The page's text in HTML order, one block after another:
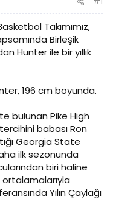
Takımımız,
Birleşik
Hunter ile bir yıllık
196 cm boyunda.
bulunan Pike High
babası Ron
Georgia State
ilk sezonunda
biri haline
ortalamalarıyla
Yılın Çaylağı